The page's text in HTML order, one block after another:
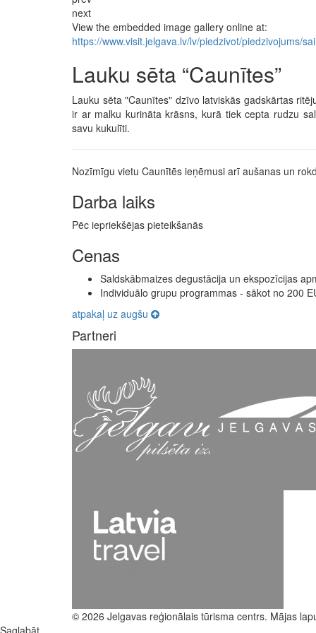
next
View the embedded image gallery online at:
https://www.visit.jelgava.lv/lv/piedzivot/piedzivojums/
Lauku sēta “Caunītes”
Lauku sēta "Caunītes" dzīvo latviskās gadskārtas
ir ar malku kurināta krāsns, kurā tiek cepta rudzu
savu kukulīti.
Nozīmīgu vietu Caunītēs ieņēmusi arī aušanas un
Darba laiks
Pēc iepriekšējas pieteikšanās
Cenas
Saldskābmaizes degustācija un ekspozīcijas
Individuālo grupu programmas - sākot no 200
atpakaļ uz augšu
Partneri
© 2026 Jelgavas reģionālais tūrisma centrs. Mājas
Saglabāt